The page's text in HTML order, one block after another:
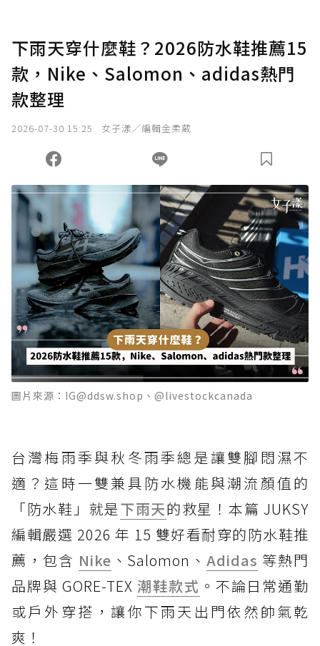
下雨天穿什麼鞋？2026防水鞋推薦15
款，Nike、Salomon、adidas熱門
款整理
2026-07-30 15:25 女子漾／編輯金柔葳
圖片來源：IG@ddsw.shop、@livestockcanada
台灣梅雨季與秋冬雨季總是讓雙腳悶濕不
適？這時一雙兼具防水機能與潮流顏值的
「防水鞋」就是下雨天的救星！本篇 JUKSY
編輯嚴選 2026 年 15 雙好看耐穿的防水鞋推
薦，包含 Nike 、Salomon、Adidas 等熱門
品牌與 GORE-TEX 潮鞋款式 。不論日常通勤
或戶外穿搭，讓你下雨天出門依然帥氣乾
爽！